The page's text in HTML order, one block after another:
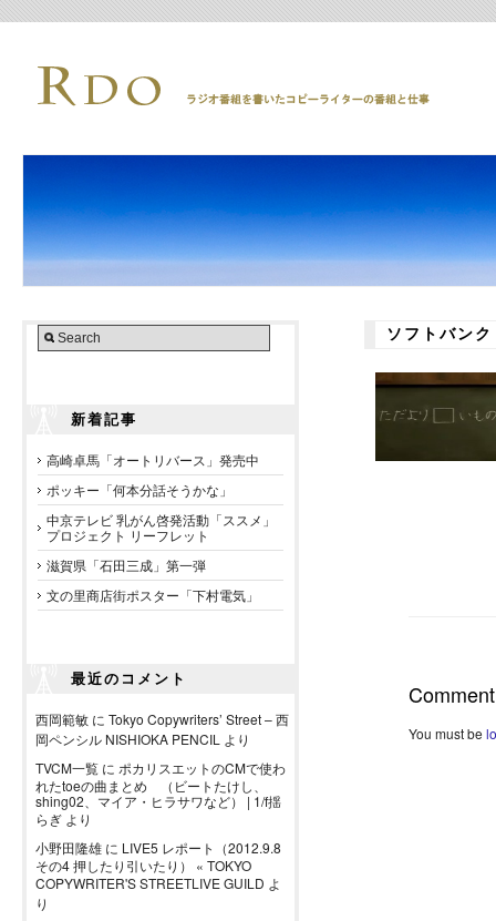
新着記事
高崎卓馬「オートリバース」発売中
ポッキー「何本分話そうかな」
中京テレビ 乳がん啓発活動「ススメ」
プロジェクト リーフレット
滋賀県「石田三成」第一弾
文の里商店街ポスター「下村電気」
最近のコメント
西岡範敏 に Tokyo Copywriters’ Street – 西
岡ペンシル NISHIOKA PENCIL より
TVCM一覧 に ポカリスエットのCMで使わ
れたtoeの曲まとめ （ビートたけし、
shing02、マイア・ヒラサワなど） | 1/f揺
らぎ より
小野田隆雄 に LIVE5 レポート（2012.9.8
その4 押したり引いたり） « TOKYO
COPYWRITER'S STREETLIVE GUILD よ
り
ソフトバン
Comment
You must be